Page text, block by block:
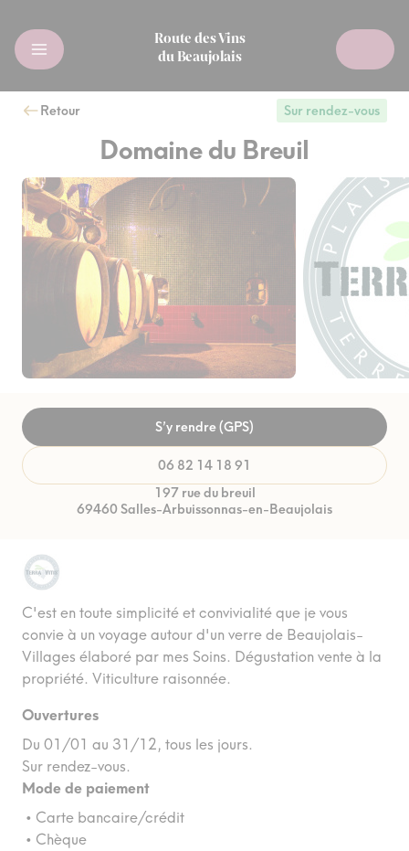
Route des Vins
du Beaujolais
Retour Sur rendez-vous
Domaine du Breuil
S’y rendre (GPS)
06 82 14 18 91
197 rue du breuil
69460 Salles-Arbuissonnas-en-Beaujolais
C'est en toute simplicité et convivialité que je vous
convie à un voyage autour d'un verre de Beaujolais-
Villages élaboré par mes Soins. Dégustation vente à la
propriété. Viticulture raisonnée.
Ouvertures
Du 01/01 au 31/12, tous les jours.
Sur rendez-vous.
Mode de paiement
• Carte bancaire/crédit
• Chèque